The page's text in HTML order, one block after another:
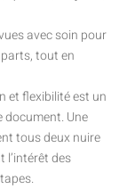
avec soin pour
tout en
et flexibilité est un
Une
tous deux nuire
l’intérêt des